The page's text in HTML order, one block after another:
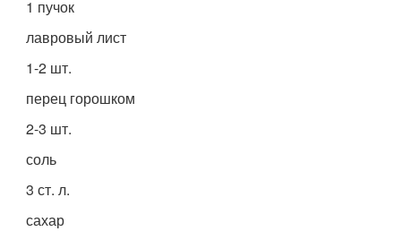
1 пучок
лавровый лист
1-2 шт.
перец горошком
2-3 шт.
соль
3 ст. л.
сахар